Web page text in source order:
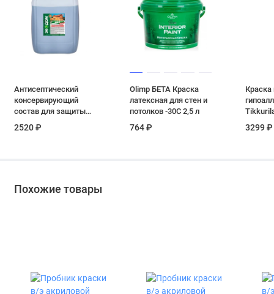
Антисептический
консервирующий
состав для защиты
древесины
фисташковый
2520 ₽
Olimp БЕТА Краска
латексная для стен и
потолков -30С 2,5 л
764 ₽
Краска
3299 ₽
Похожие товары